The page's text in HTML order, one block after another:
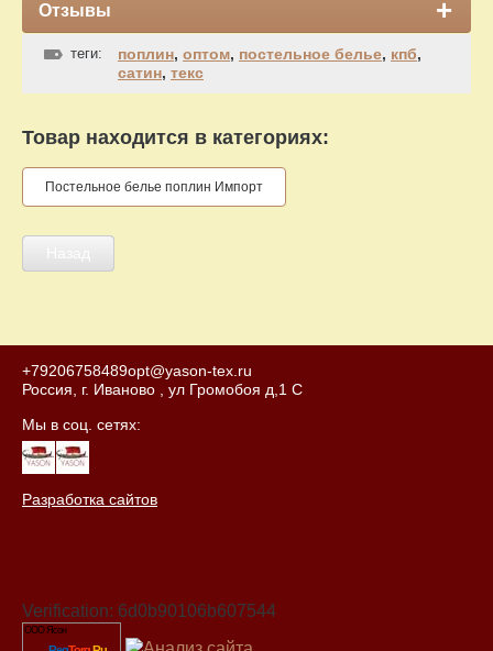
Отзывы
теги: поплин, оптом, постельное белье, кпб,
сатин, текс
Товар находится в категориях:
Постельное белье поплин Импорт
+79206758489opt@yason-tex.ru
Россия, г. Иваново , ул Громобоя д,1 С
Мы в соц. сетях:
Разработка сайтов
Verification: 6d0b90106b607544
ООО Ясон